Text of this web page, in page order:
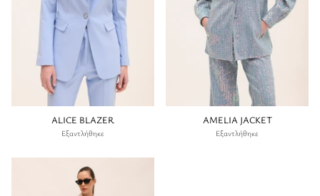
ALICE BLAZER
Εξαντλήθηκε
AMELIA JACKET
Εξαντλήθηκε